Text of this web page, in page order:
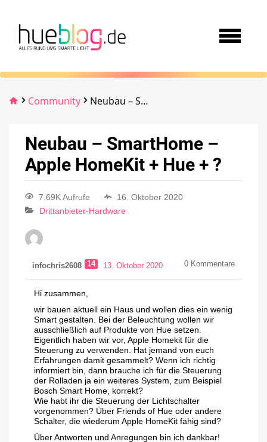
Community Neubau – SmartHome – Apple HomeKit + Hue + ?
Neubau – SmartHome –
Apple HomeKit + Hue + ?
7.69K Aufrufe
16. Oktober 2020
Drittanbieter-Hardware
infochris2608 14 13. Oktober 2020 0 Kommentare
Hi zusammen,
wir bauen aktuell ein Haus und wollen dies ein wenig
Smart gestalten. Bei der Beleuchtung wollen wir
ausschließlich auf Produkte von Hue setzen.
Eigentlich haben wir vor, Apple Homekit für die
Steuerung zu verwenden. Hat jemand von euch
Erfahrungen damit gesammelt? Wenn ich richtig
informiert bin, dann brauche ich für die Steuerung
der Rolladen ja ein weiteres System, zum Beispiel
Bosch Smart Home, korrekt?
Wie habt ihr die Steuerung der Lichtschalter
vorgenommen? Über Friends of Hue oder andere
Schalter, die wiederum Apple HomeKit fähig sind?
Über Antworten und Anregungen bin ich dankbar!